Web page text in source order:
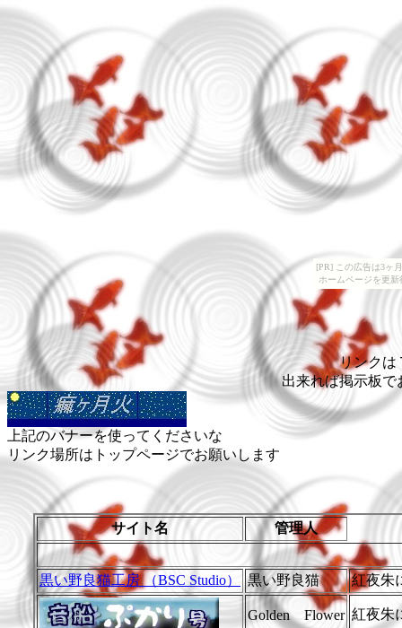
[PR] この広告は3ヶ
ホームページを更
リンクは
出来れば掲示板
上記のバナーを使ってくださいな
リンク場所はトップページでお願いします
サイト名 管理人
黒い野良猫工房 （BSC Studio） 黒い野良猫 紅夜朱
Golden Flower 紅夜朱